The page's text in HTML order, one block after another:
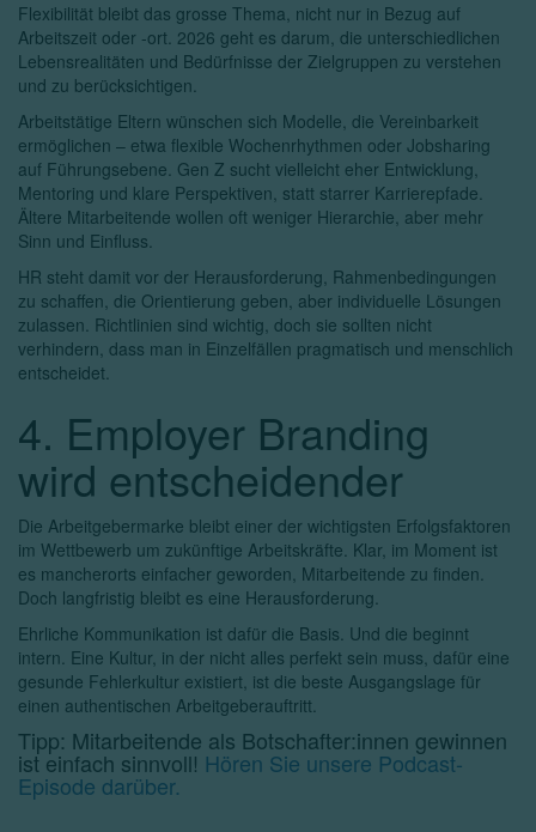
Flexibilität bleibt das grosse Thema, nicht nur in Bezug auf
Arbeitszeit oder -ort. 2026 geht es darum, die unterschiedlichen
Lebensrealitäten und Bedürfnisse der Zielgruppen zu verstehen
und zu berücksichtigen.
Arbeitstätige Eltern wünschen sich Modelle, die Vereinbarkeit
ermöglichen – etwa flexible Wochenrhythmen oder Jobsharing
auf Führungsebene. Gen Z sucht vielleicht eher Entwicklung,
Mentoring und klare Perspektiven, statt starrer Karrierepfade.
Ältere Mitarbeitende wollen oft weniger Hierarchie, aber mehr
Sinn und Einfluss.
HR steht damit vor der Herausforderung, Rahmenbedingungen
zu schaffen, die Orientierung geben, aber individuelle Lösungen
zulassen. Richtlinien sind wichtig, doch sie sollten nicht
verhindern, dass man in Einzelfällen pragmatisch und menschlich
entscheidet.
4. Employer Branding
wird entscheidender
Die Arbeitgebermarke bleibt einer der wichtigsten Erfolgsfaktoren
im Wettbewerb um zukünftige Arbeitskräfte. Klar, im Moment ist
es mancherorts einfacher geworden, Mitarbeitende zu finden.
Doch langfristig bleibt es eine Herausforderung.
Ehrliche Kommunikation ist dafür die Basis. Und die beginnt
intern. Eine Kultur, in der nicht alles perfekt sein muss, dafür eine
gesunde Fehlerkultur existiert, ist die beste Ausgangslage für
einen authentischen Arbeitgeberauftritt.
Tipp: Mitarbeitende als Botschafter:innen gewinnen
ist einfach sinnvoll! Hören Sie unsere Podcast-
Episode darüber.